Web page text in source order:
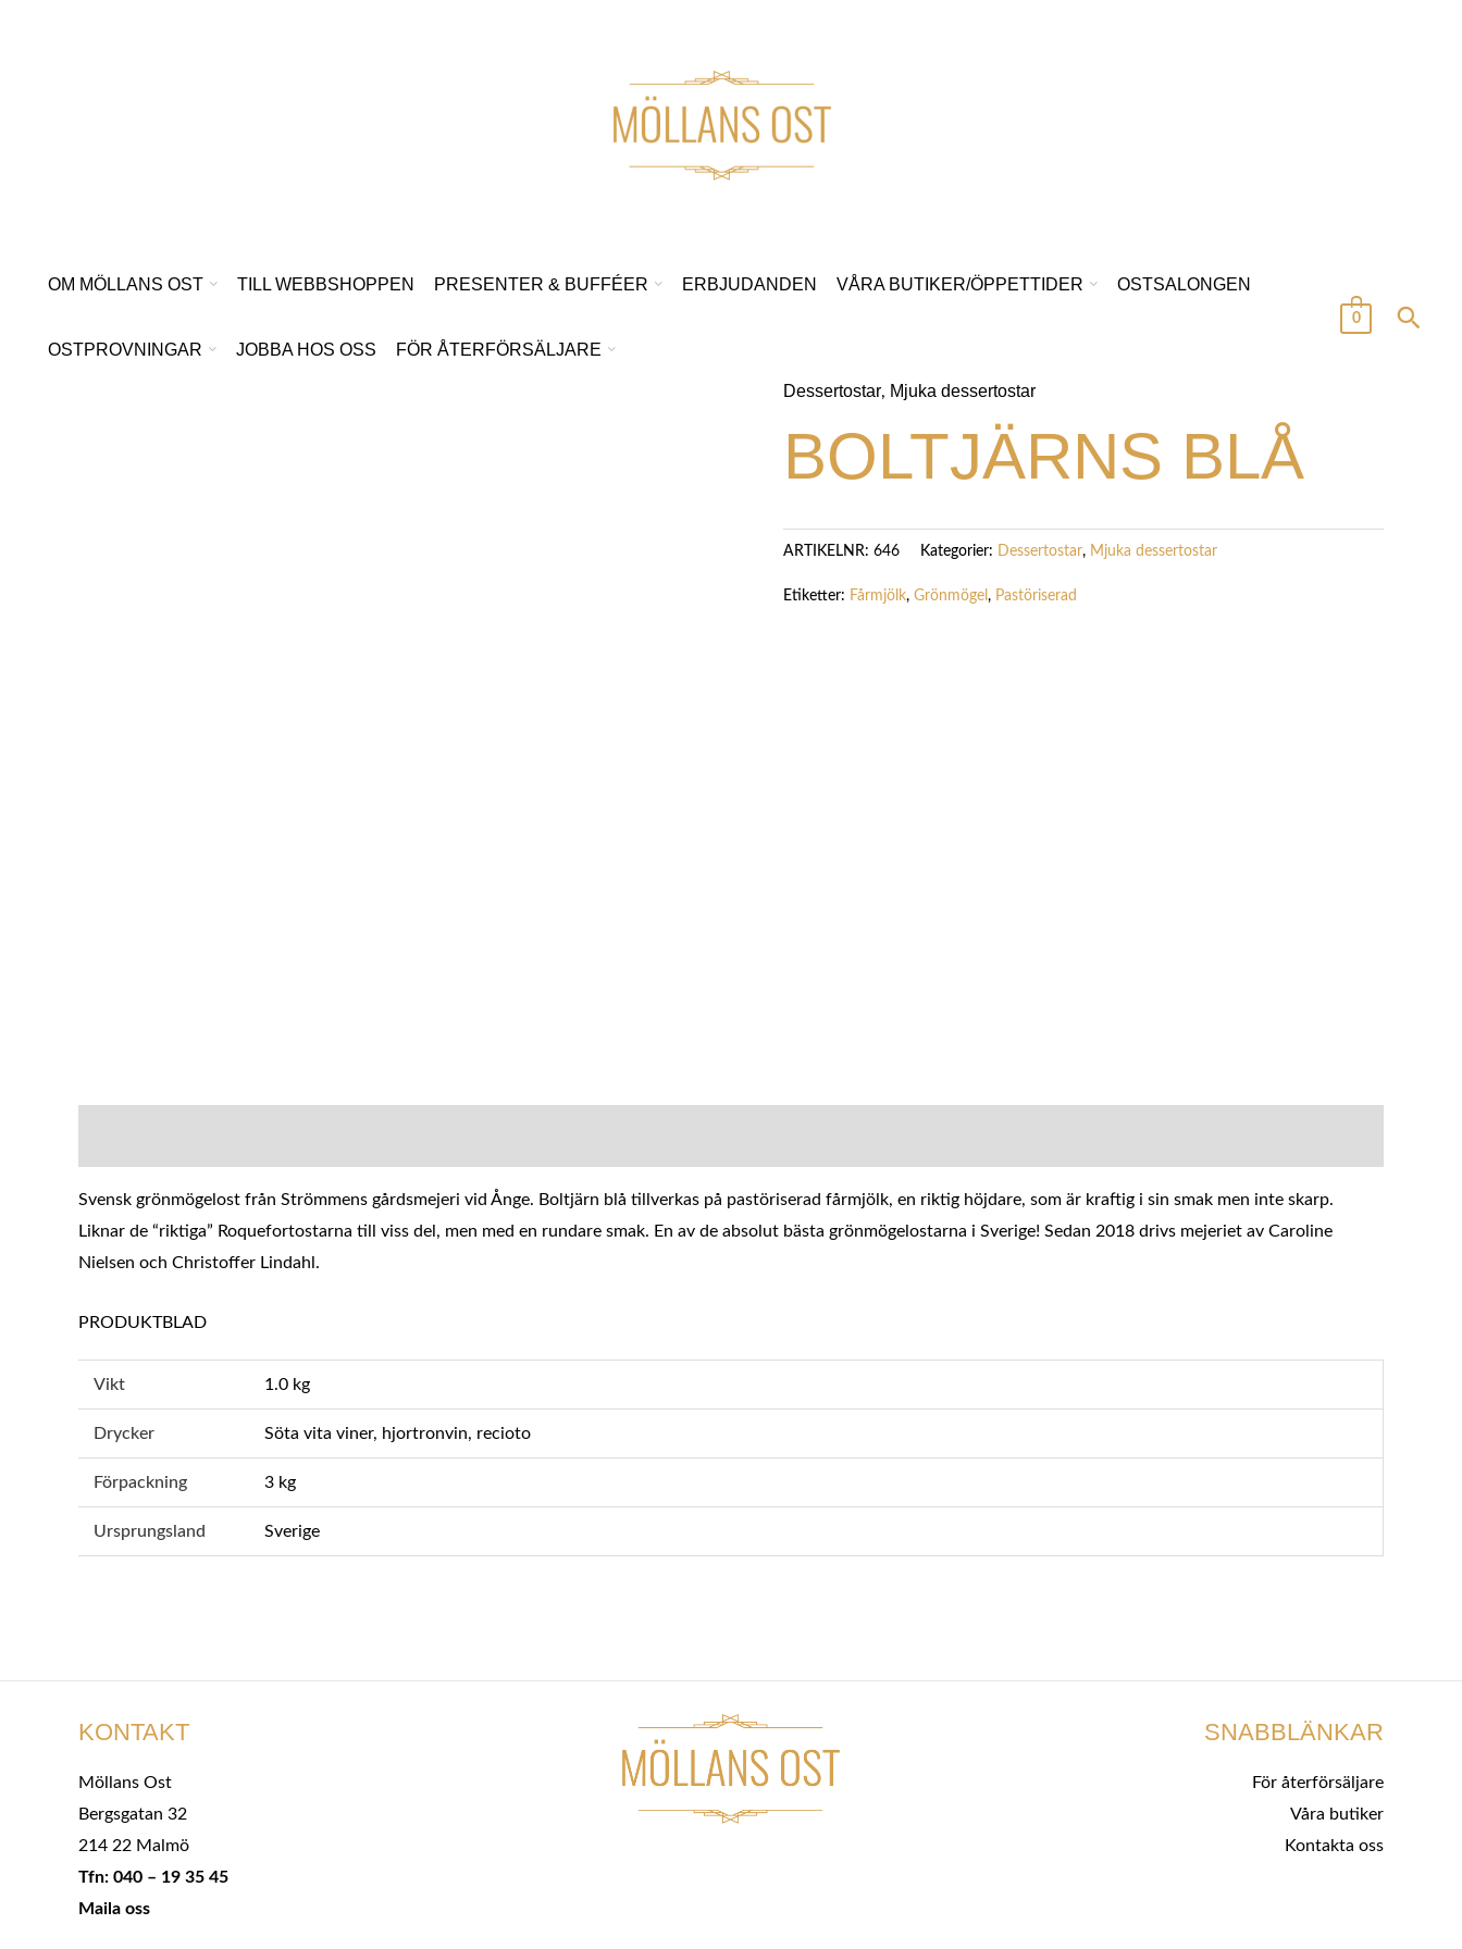
OM MÖLLANS OST TILL WEBBSHOPPEN PRESENTER & BUFFÉER ERBJUDANDEN VÅRA BUTIKER/ÖPPETTIDER OSTSALONGEN
OSTPROVNINGAR JOBBA HOS OSS FÖR ÅTERFÖRSÄLJARE
0
Dessertostar, Mjuka dessertostar
BOLTJÄRNS BLÅ
ARTIKELNR: 646 Kategorier: Dessertostar, Mjuka dessertostar
Etiketter: Fårmjölk, Grönmögel , Pastöriserad
Svensk grönmögelost från Strömmens gårdsmejeri vid Ånge. Boltjärn blå tillverkas på pastöriserad fårmjölk, en riktig höjdare, som är kraftig i sin smak men inte skarp.
Liknar de “riktiga” Roquefortostarna till viss del, men med en rundare smak. En av de absolut bästa grönmögelostarna i Sverige! Sedan 2018 drivs mejeriet av Caroline
Nielsen och Christoffer Lindahl.
PRODUKTBLAD
Vikt 1.0 kg
Drycker Söta vita viner, hjortronvin, recioto
Förpackning 3 kg
Ursprungsland Sverige
KONTAKT
Möllans Ost
Bergsgatan 32
214 22 Malmö
Tfn: 040 – 19 35 45
Maila oss
SNABBLÄNKAR
För återförsäljare
Våra butiker
Kontakta oss